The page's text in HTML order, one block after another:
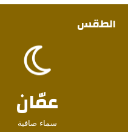
الطقس
عمّان
سماء صافية